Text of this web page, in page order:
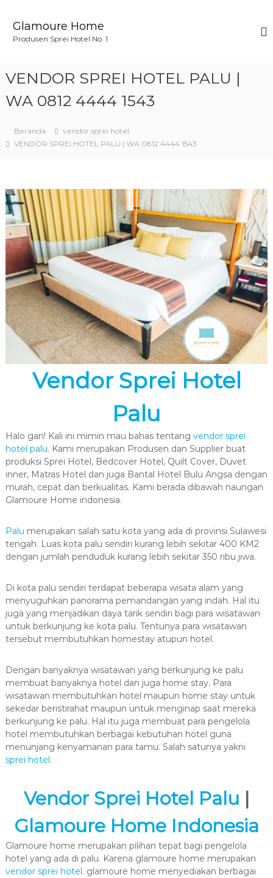
Glamoure Home
Produsen Sprei Hotel No. 1
VENDOR SPREI HOTEL PALU |
WA 0812 4444 1543
Beranda
vendor sprei hotel
VENDOR SPREI HOTEL PALU | WA 0812 4444 1543
Vendor Sprei Hotel
Palu
Halo gan! Kali ini mimin mau bahas tentang vendor sprei
hotel palu. Kami merupakan Produsen dan Supplier buat
produksi Sprei Hotel, Bedcover Hotel, Quilt Cover, Duvet
inner, Matras Hotel dan juga Bantal Hotel Bulu Angsa dengan
murah, cepat dan berkualitas. Kami berada dibawah naungan
Glamoure Home indonesia.
Palu merupakan salah satu kota yang ada di provinsi Sulawesi
tengah. Luas kota palu sendiri kurang lebih sekitar 400 KM2
dengan jumlah penduduk kurang lebih sekitar 350 ribu jiwa.
Di kota palu sendiri terdapat beberapa wisata alam yang
menyuguhkan panorama pemandangan yang indah. Hal itu
juga yang menjadikan daya tarik sendiri bagi para wisatawan
untuk berkunjung ke kota palu. Tentunya para wisatawan
tersebut membutuhkan homestay atupun hotel.
Dengan banyaknya wisatawan yang berkunjung ke palu
membuat banyaknya hotel dan juga home stay. Para
wisatawan membutuhkan hotel maupun home stay untuk
sekedar beristirahat maupun untuk menginap saat mereka
berkunjung ke palu. Hal itu juga membuat para pengelola
hotel membutuhkan berbagai kebutuhan hotel guna
menunjang kenyamanan para tamu. Salah satunya yakni
sprei hotel.
Vendor Sprei Hotel Palu |
Glamoure Home Indonesia
Glamoure home merupakan pilihan tepat bagi pengelola
hotel yang ada di palu. Karena glamoure home merupakan
vendor sprei hotel. glamoure home menyediakan berbagai